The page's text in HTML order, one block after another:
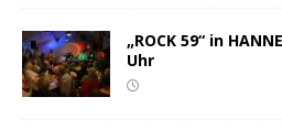
„ROCK 59“ in
Uhr